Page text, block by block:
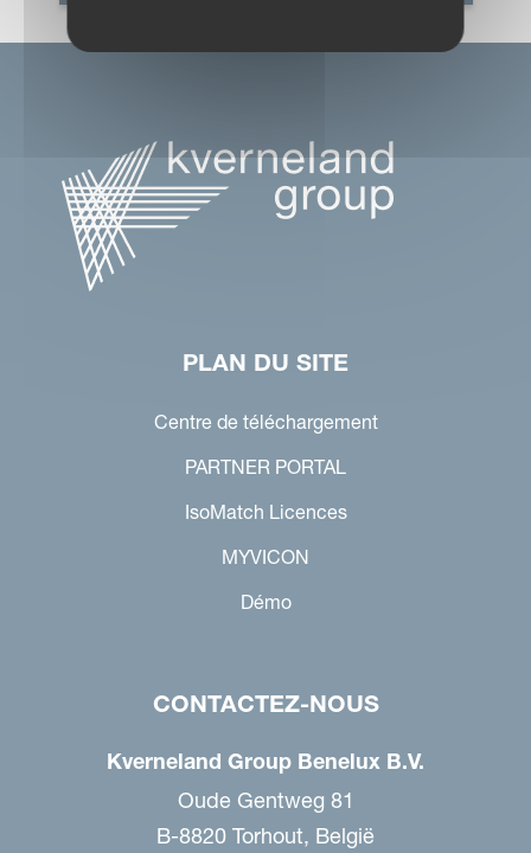
PLAN DU SITE
Centre de téléchargement
PARTNER PORTAL
IsoMatch Licences
MYVICON
Démo
CONTACTEZ-NOUS
Kverneland Group Benelux B.V.
Oude Gentweg 81
B-8820 Torhout, België